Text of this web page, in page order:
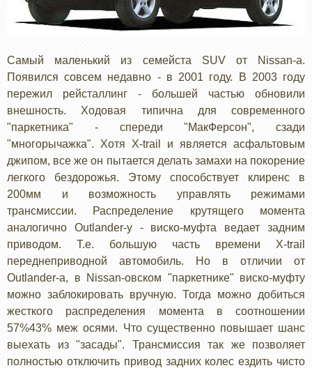
Самый маленький из семейста SUV от Nissan-а.
Появился совсем недавно - в 2001 году. В 2003 году
пережил рейсталлинг - большей частью обновили
внешность. Ходовая типична для современного
"паркетника" - спереди "МакФерсон", сзади
"многорычажка". Хотя X-trail и является асфальтовым
джипом, все же он пытается делать замахи на покорение
легкого бездорожья. Этому способствует клиренс в
200мм и возможность управлять режимами
трансмиссии. Распределение крутящего момента
аналогично Outlander-у - виско-муфта ведает задним
приводом. Т.е. большую часть времени X-trail
переднеприводной автомобиль. Но в отличии от
Outlander-а, в Nissan-овском "паркетнике" виско-муфту
можно заблокировать вручную. Тогда можно добиться
жесткого распределения момента в соотношении
57%43% меж осями. Что существенно повышает шанс
выехать из "засады". Трансмиссия так же позволяет
полностью отключить привод задних колес ездить чисто